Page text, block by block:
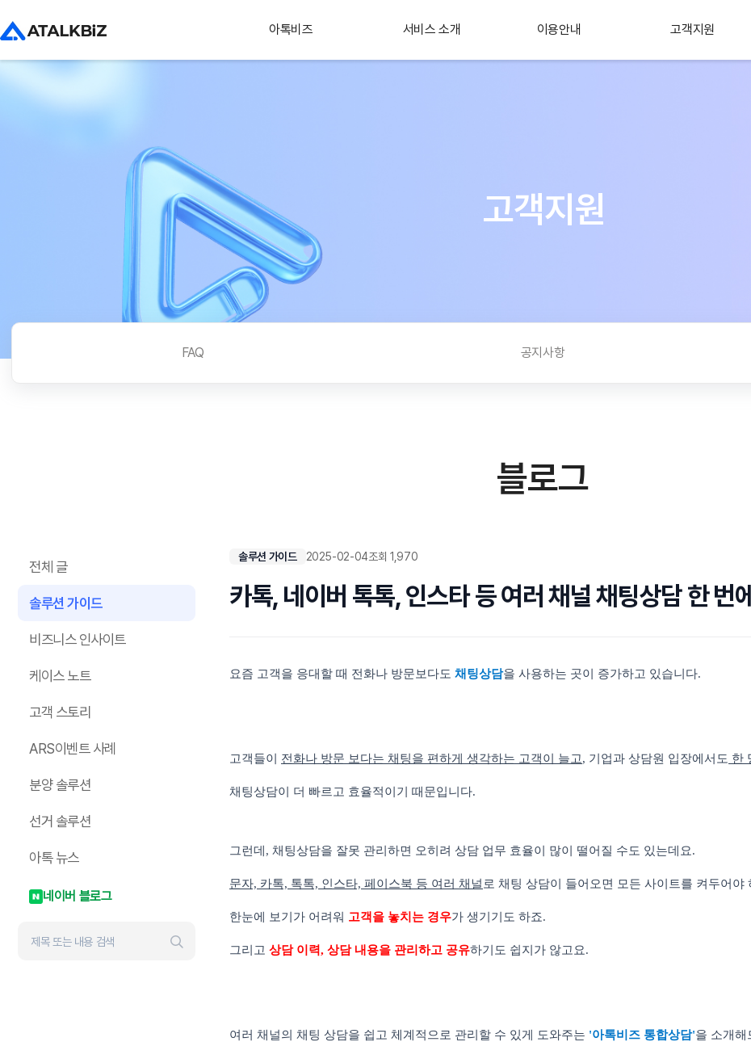
아톡비즈 서비스 소개 이용안내 고객지원
고객지원
FAQ 공지사항
블로그
전체 글
솔루션 가이드
비즈니스 인사이트
케이스 노트
고객 스토리
ARS이벤트 사례
분양 솔루션
선거 솔루션
아톡 뉴스
네이버 블로그
솔루션 가이드 2025-02-04조회 1,970
카톡, 네이버 톡톡, 인스타 등 여러 채널 채팅상담 한 번
요즘 고객을 응대할 때 전화나 방문보다도 채팅상담을 사용하는 곳이 증가하고 있습니다.
고객들이 전화나 방문 보다는 채팅을 편하게 생각하는 고객이 늘고, 기업과 상담원 입장에서도 한
채팅상담이 더 빠르고 효율적이기 때문입니다.
그런데, 채팅상담을 잘못 관리하면 오히려 상담 업무 효율이 많이 떨어질 수도 있는데요.
문자, 카톡, 톡톡, 인스타, 페이스북 등 여러 채널 로 채팅 상담이 들어오면 모든 사이트를 켜두어야
한눈에 보기가 어려워 고객을 놓치는 경우가 생기기도 하죠.
그리고 상담 이력, 상담 내용을 관리하고 공유하기도 쉽지가 않고요.
여러 채널의 채팅 상담을 쉽고 체계적으로 관리할 수 있게 도와주는 '아톡비즈 통합상담'을 소개해